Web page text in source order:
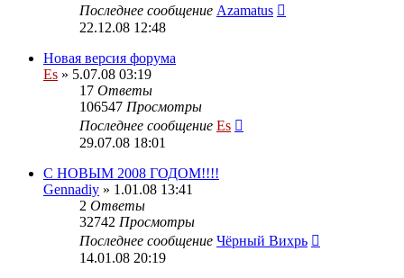
Последнее сообщение Azamatus
22.12.08 12:48
Новая версия форума
Es » 5.07.08 03:19
17 Ответы
106547 Просмотры
Последнее сообщение Es
29.07.08 18:01
C НОВЫМ 2008 ГОДОМ!!!!
Gennadiy » 1.01.08 13:41
2 Ответы
32742 Просмотры
Последнее сообщение Чёрный Вихрь
14.01.08 20:19